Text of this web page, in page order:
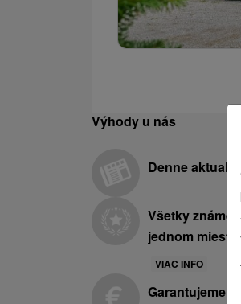
Výhody u nás
Denne
Všetky známe
jednom mieste
VIAC INFO
Garantujeme